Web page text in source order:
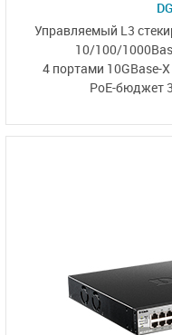
Управляемый L3
10/100/
4 портами 10GBase-
PoE-бюджет